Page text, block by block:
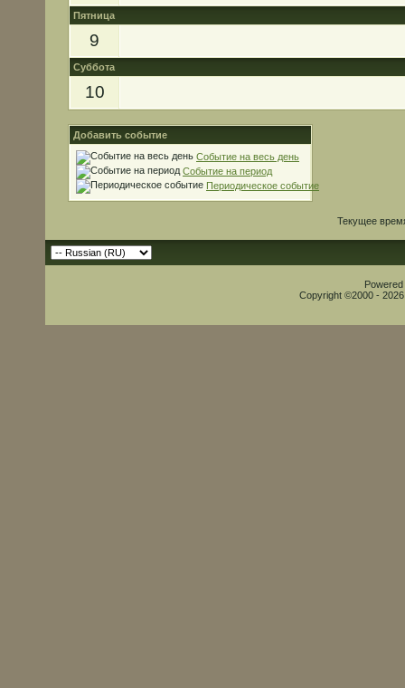
Пятница
9
Суббота
10
Добавить событие
Событие на весь день
Событие на период
Периодическое событие
Текущее
Copyright ©2000 -